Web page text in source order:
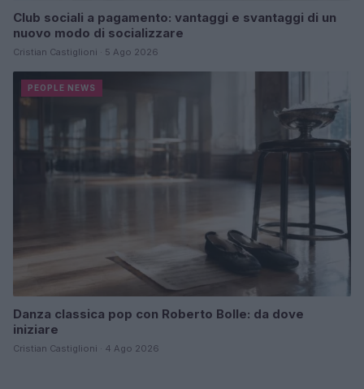
Club sociali a pagamento: vantaggi e svantaggi di un
nuovo modo di socializzare
Cristian Castiglioni · 5 Ago 2026
PEOPLE NEWS
Danza classica pop con Roberto Bolle: da dove
iniziare
Cristian Castiglioni · 4 Ago 2026